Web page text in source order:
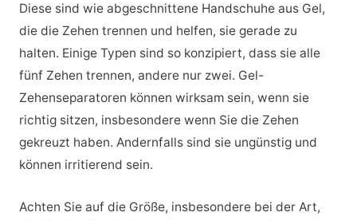
Diese sind wie abgeschnittene Handschuhe aus Gel,
die die Zehen trennen und helfen, sie gerade zu
halten. Einige Typen sind so konzipiert, dass sie alle
fünf Zehen trennen, andere nur zwei. Gel-
Zehenseparatoren können wirksam sein, wenn sie
richtig sitzen, insbesondere wenn Sie die Zehen
gekreuzt haben. Andernfalls sind sie ungünstig und
können irritierend sein.
Achten Sie auf die Größe, insbesondere bei der Art,